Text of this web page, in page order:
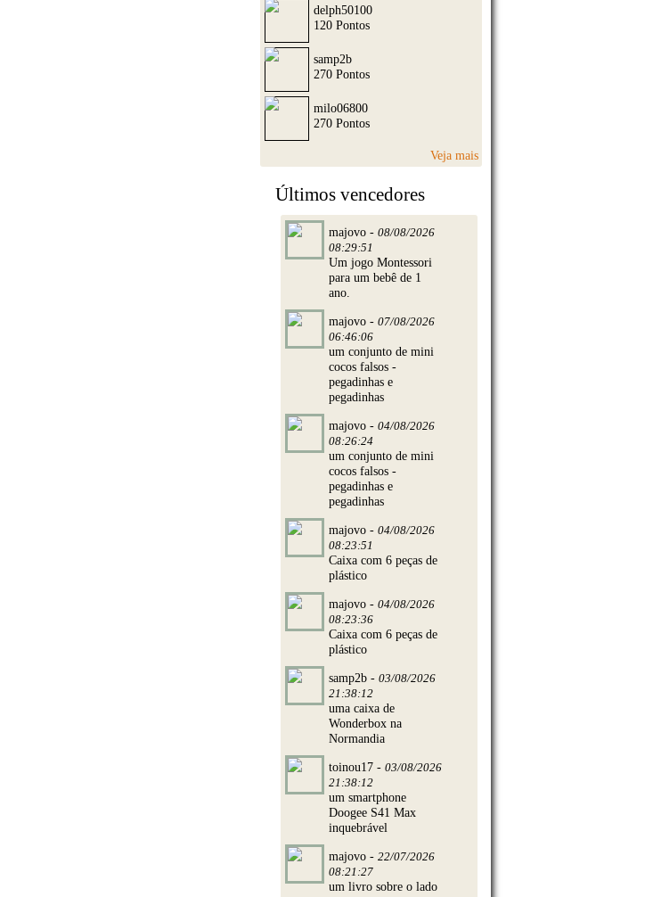
delph50100
120 Pontos
samp2b
270 Pontos
milo06800
270 Pontos
Veja mais
Últimos vencedores
majovo - 08/08/2026
08:29:51
Um jogo Montessori
para um bebê de 1
ano.
majovo - 07/08/2026
06:46:06
um conjunto de mini
cocos falsos -
pegadinhas e
pegadinhas
majovo - 04/08/2026
08:26:24
um conjunto de mini
cocos falsos -
pegadinhas e
pegadinhas
majovo - 04/08/2026
08:23:51
Caixa com 6 peças de
plástico
majovo - 04/08/2026
08:23:36
Caixa com 6 peças de
plástico
samp2b - 03/08/2026
21:38:12
uma caixa de
Wonderbox na
Normandia
toinou17 - 03/08/2026
21:38:12
um smartphone
Doogee S41 Max
inquebrável
majovo - 22/07/2026
08:21:27
um livro sobre o lado